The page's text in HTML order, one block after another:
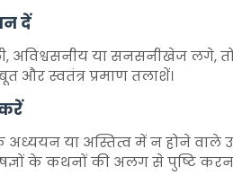
दें
अविश्वसनीय या सनसनीखेज लगे,
और स्वतंत्र प्रमाण तलाशें।
या अस्तित्व में न होने वाले
के कथनों की अलग से पुष्टि